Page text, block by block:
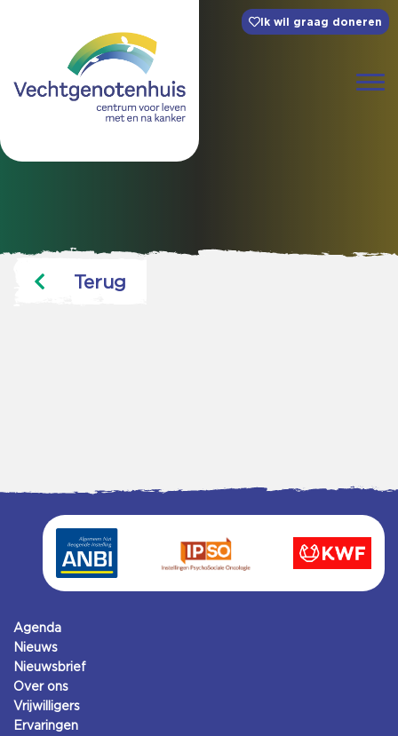
Ik wil graag doneren
Terug
Agenda
Nieuws
Nieuwsbrief
Over ons
Vrijwilligers
Ervaringen